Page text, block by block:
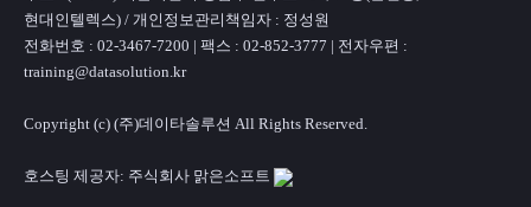
현대인텔렉스) / 개인정보관리책임자 : 정성원
전화번호 : 02-3467-7200 | 팩스 : 02-852-3777 | 전자우편 :
training@datasolution.kr
Copyright (c) (주)데이타솔루션 All Rights Reserved.
호스팅 제공자: 주식회사 맑은소프트